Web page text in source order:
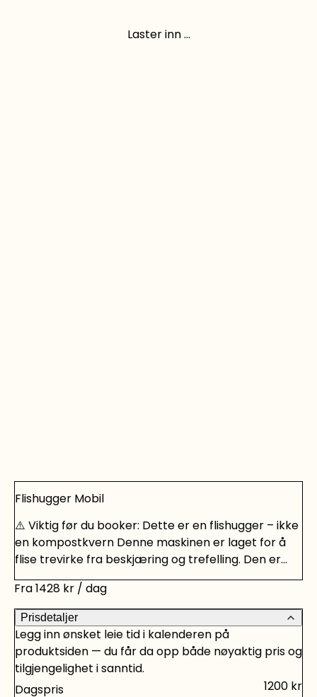
Laster inn ...
Flishugger Mobil
⚠️ Viktig før du booker: Dette er en flishugger – ikke
en kompostkvern Denne maskinen er laget for å
flise trevirke fra beskjæring og trefelling. Den er
ikke egnet til mykt og seigt materiale, som: langt
gress bringebærris buskas uten vedstruktur
kompost og hageavfall Slike materialer vil raskt
tette maskinen og kan føre til driftsstans eller
skade. Maskinen fungerer best på: greiner kvister
busker med trestruktur stammer opptil 175 mm
diameter Hvis du primært skal kverne gress, løv
Fra1428 kr / dag
Prisdetaljer
Legg inn ønsket leie tid i kalenderen på
produktsiden — du får da opp både nøyaktig pris og
tilgjengelighet i sanntid.
Dagspris
1200 kr